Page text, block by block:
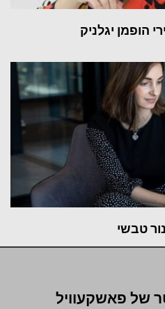
הופמן יגלניק
טבשי
של פאשקעוויל